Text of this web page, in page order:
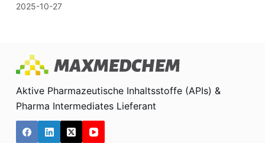
2025-10-27
Aktive Pharmazeutische Inhaltsstoffe (APIs) &
Pharma Intermediates Lieferant